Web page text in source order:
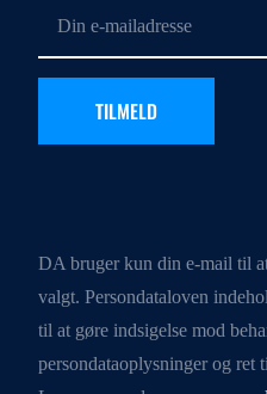
DA bruger kun din e-mail til
valgt. Persondataloven
til at gøre indsigelse mod
persondataoplysninger og ret